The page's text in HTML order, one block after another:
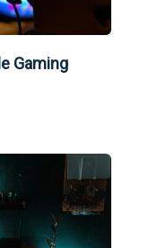
Gaming